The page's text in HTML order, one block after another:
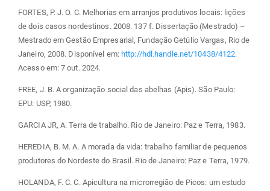
FORTES, P. J. O. C. Melhorias em arranjos produtivos locais: lições
de dois casos nordestinos. 2008. 137 f. Dissertação (Mestrado) –
Mestrado em Gestão Empresarial, Fundação Getúlio Vargas, Rio de
Janeiro, 2008. Disponível em: http://hdl.handle.net/10438/4122.
Acesso em: 7 out. 2024.
FREE, J. B. A organização social das abelhas (Apis). São Paulo:
EPU: USP, 1980.
GARCIA JR, A. Terra de trabalho. Rio de Janeiro: Paz e Terra, 1983.
HEREDIA, B. M. A. A morada da vida: trabalho familiar de pequenos
produtores do Nordeste do Brasil. Rio de Janeiro: Paz e Terra, 1979.
HOLANDA, F. C. C. Apicultura na microrregião de Picos: um estudo